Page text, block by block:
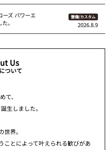
ーズ パワーエ
。
整備/カスタム
2026.8.9
Us
ついて
て、
生しました。
界。
ことによって叶えられる歓びがあ